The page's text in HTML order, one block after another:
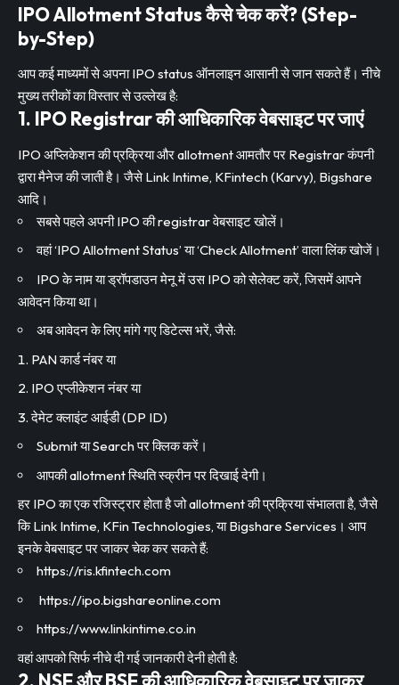
IPO Allotment Status कैसे चेक करें? (Step-
by-Step)
आप कई माध्यमों से अपना IPO status ऑनलाइन आसानी से जान सकते हैं। नीचे
मुख्य तरीकों का विस्तार से उल्लेख है:
1. IPO Registrar की आधिकारिक वेबसाइट पर जाएं
IPO अप्लिकेशन की प्रक्रिया और allotment आमतौर पर Registrar कंपनी
द्वारा मैनेज की जाती है। जैसे Link Intime, KFintech (Karvy), Bigshare
आदि।
सबसे पहले अपनी IPO की registrar वेबसाइट खोलें।
वहां ‘IPO Allotment Status’ या ‘Check Allotment’ वाला लिंक खोजें।
IPO के नाम या ड्रॉपडाउन मेनू में उस IPO को सेलेक्ट करें, जिसमें आपने
आवेदन किया था।
अब आवेदन के लिए मांगे गए डिटेल्स भरें, जैसे:
PAN कार्ड नंबर या
IPO एप्लीकेशन नंबर या
देमेट क्लाइंट आईडी (DP ID)
Submit या Search पर क्लिक करें।
आपकी allotment स्थिति स्क्रीन पर दिखाई देगी।
हर IPO का एक रजिस्ट्रार होता है जो allotment की प्रक्रिया संभालता है, जैसे
कि Link Intime, KFin Technologies, या Bigshare Services। आप
इनके वेबसाइट पर जाकर चेक कर सकते हैं:
https://ris.kfintech.com
https://ipo.bigshareonline.com
https://www.linkintime.co.in
वहां आपको सिर्फ नीचे दी गई जानकारी देनी होती है:
2. NSE और BSE की आधिकारिक वेबसाइट पर जाकर